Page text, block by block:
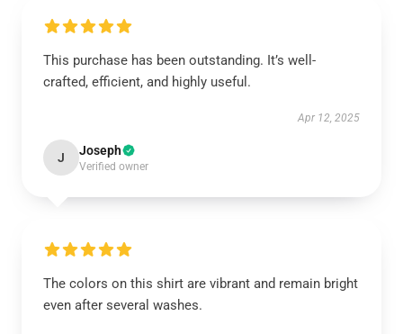
This purchase has been outstanding. It’s well-
crafted, efficient, and highly useful.
Apr 12, 2025
J Joseph
Verified owner
The colors on this shirt are vibrant and remain bright
even after several washes.